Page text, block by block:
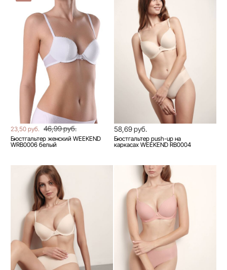
23,50 руб. 46,99 руб.
Бюстгальтер женский WEEKEND
WRB0006 белый
58,69 руб.
Бюстгальтер push-up на
каркасах WEEKEND RB0004